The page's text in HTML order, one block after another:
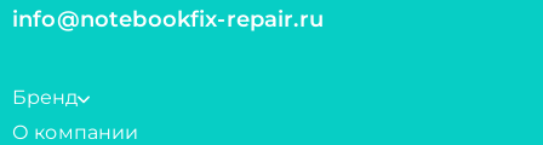
info@notebookfix-repair.ru
Бренд
О компании